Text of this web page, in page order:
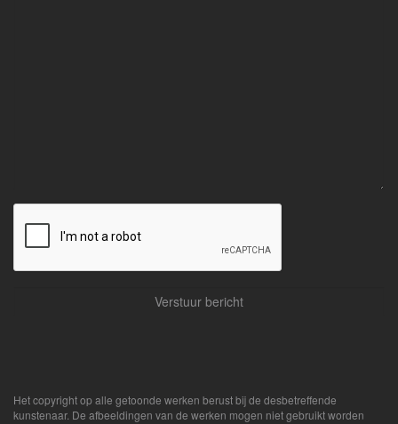
Het copyright op alle getoonde werken berust bij de desbetreffende
kunstenaar. De afbeeldingen van de werken mogen niet gebruikt worden